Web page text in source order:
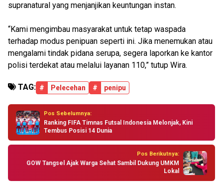
supranatural yang menjanjikan keuntungan instan.
“Kami mengimbau masyarakat untuk tetap waspada
terhadap modus penipuan seperti ini. Jika menemukan atau
mengalami tindak pidana serupa, segera laporkan ke kantor
polisi terdekat atau melalui layanan 110,” tutup Wira.
TAG: # Pelecehan # penipu
Pos Sebelumnya:
Ranking FIFA Timnas Futsal Indonesia Melonjak, Kini
Tembus Posisi 14 Dunia
Pos Berikutnya:
GOW Tangsel Ajak Warga Sehat Sambil Dukung UMKM
Lokal